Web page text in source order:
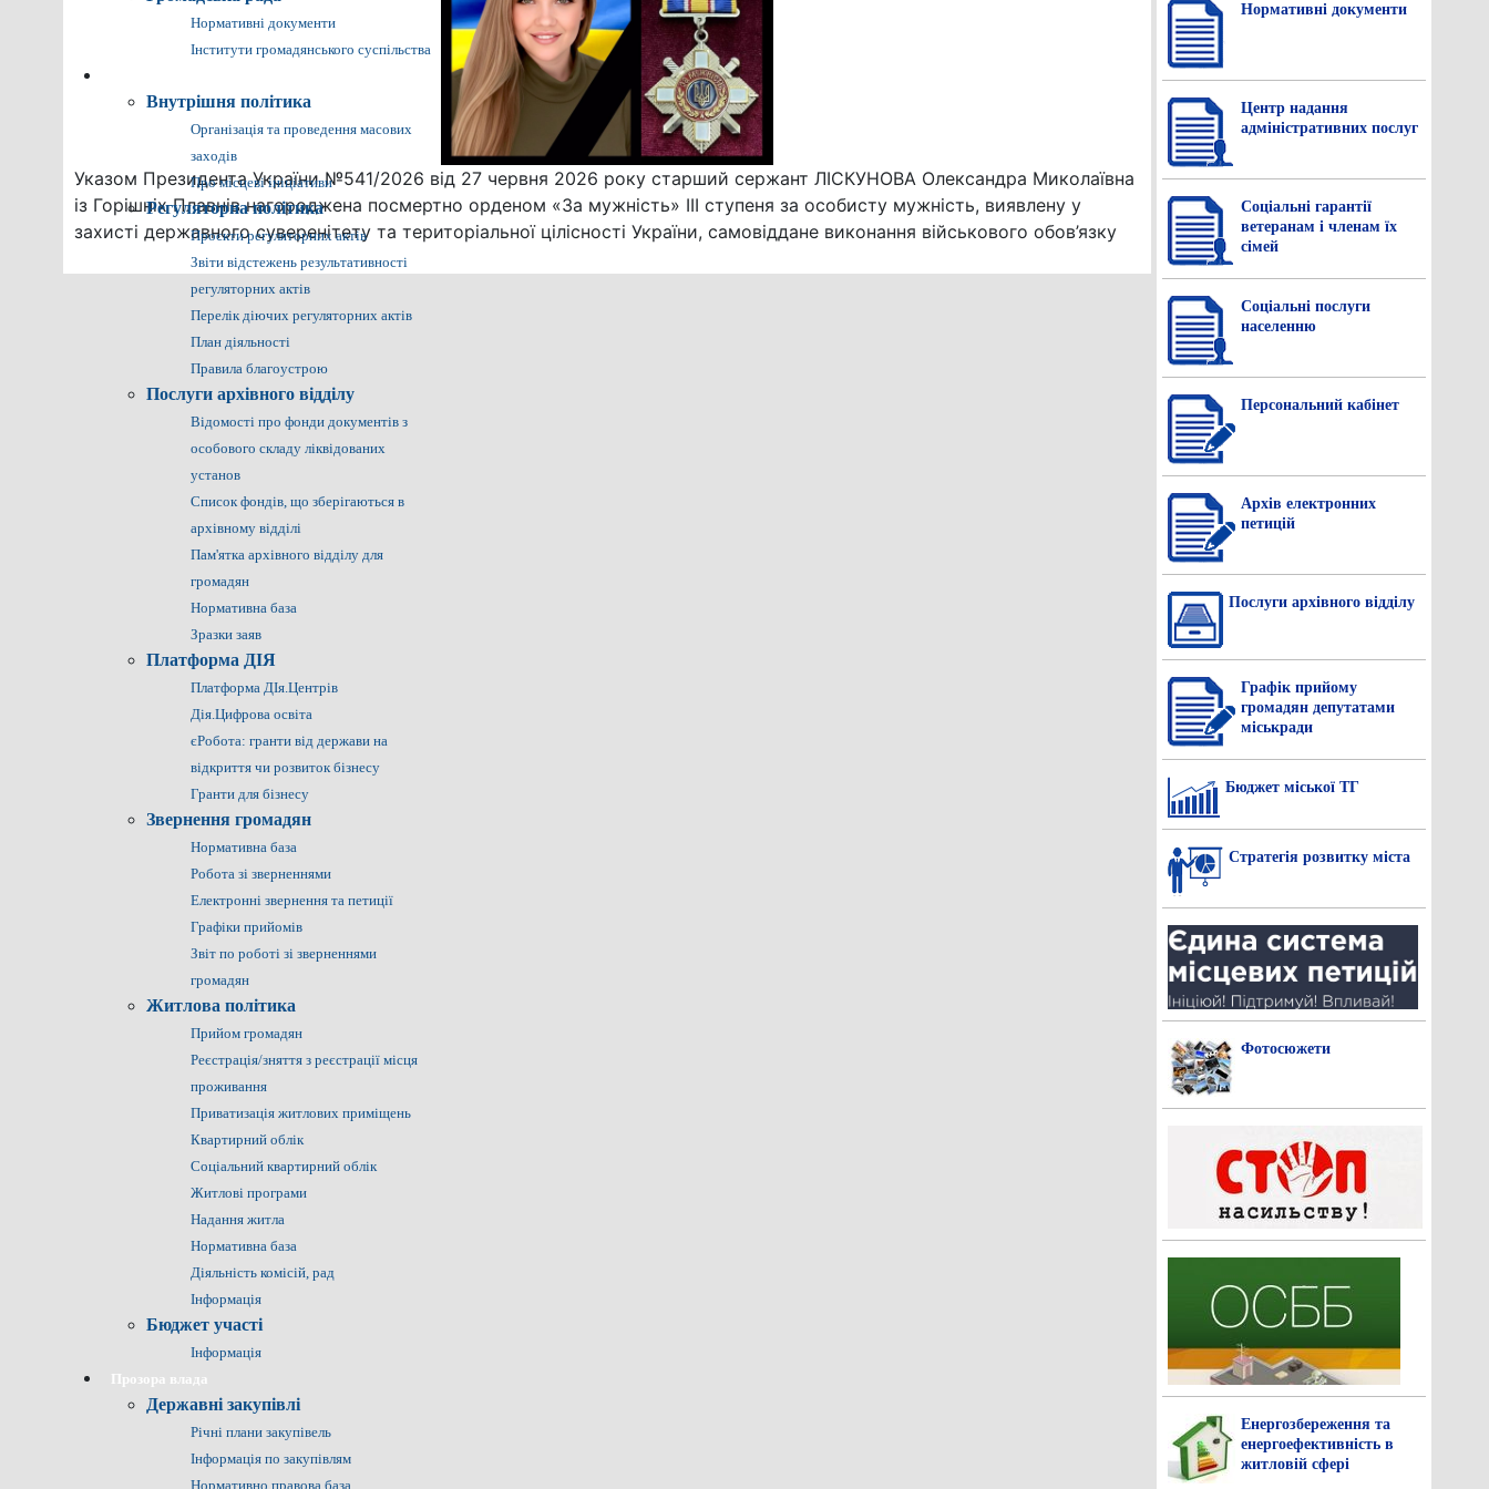
Нормативні документи
Інститути громадянського суспільства
Внутрішня політика
Організація та проведення масових
заходів
Про місцеві ініціативи
Регуляторна політика
Проєкти регуляторних актів
Звіти відстежень результативності
регуляторних актів
Перелік діючих регуляторних актів
План діяльності
Правила благоустрою
Послуги архівного відділу
Відомості про фонди документів з
особового складу ліквідованих
установ
Список фондів, що зберігаються в
архівному відділі
Пам'ятка архівного відділу для
громадян
Нормативна база
Зразки заяв
Платформа ДІЯ
Платформа ДІя.Центрів
Дія.Цифрова освіта
єРобота: гранти від держави на
відкриття чи розвиток бізнесу
Гранти для бізнесу
Звернення громадян
Нормативна база
Робота зі зверненнями
Електронні звернення та петиції
Графіки прийомів
Звіт по роботі зі зверненнями
громадян
Житлова політика
Прийом громадян
Реєстрація/зняття з реєстрації місця
проживання
Приватизація житлових приміщень
Квартирний облік
Соціальний квартирний облік
Житлові програми
Надання житла
Нормативна база
Діяльність комісій, рад
Інформація
Бюджет участі
Інформація
Прозора влада
Державні закупівлі
Річні плани закупівель
Інформація по закупівлям
Нормативно правова база
Указом Президента України №541/2026 від 27 червня 2026 року старший сержант ЛІСКУНОВА Олександра Миколаївна
із Горішніх Плавнів нагороджена посмертно орденом «За мужність» ІІІ ступеня за особисту мужність, виявлену у
захисті державного суверенітету та територіальної цілісності України, самовіддане виконання військового обов’язку
Нормативнi документи
Центр надання
адміністративних послуг
Соціальні гарантії
ветеранам і членам їх
сімей
Соціальні послуги
населенню
Персональний кабінет
Архів електронних
петицій
Послуги архівного відділу
Графік прийому
громадян депутатами
міськради
Бюджет міської ТГ
Стратегія розвитку міста
Фотосюжети
Енергозбереження та
енергоефективність в
житловій сфері